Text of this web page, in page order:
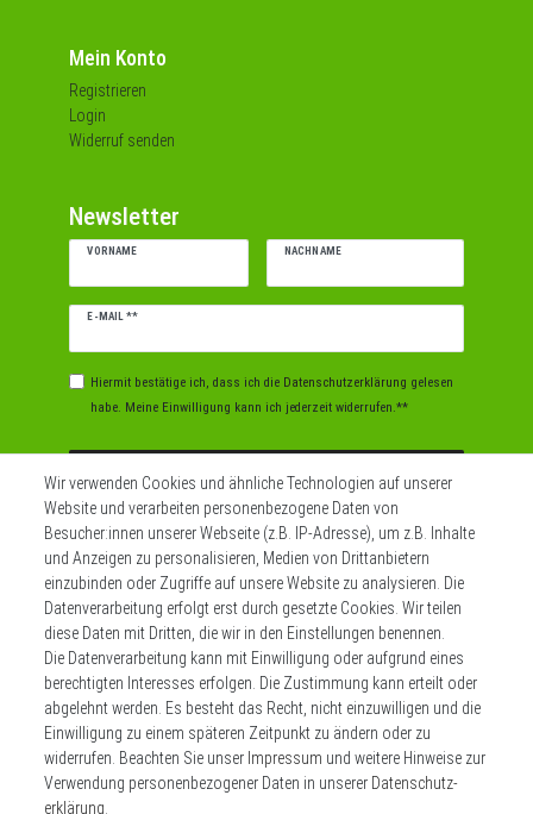
Mein Konto
Registrieren
Login
Widerruf senden
Newsletter
VORNAME NACHNAME
E-MAIL **
Newsletter
Hiermit bestätige ich, dass ich die Daten­schutz­erklärung gelesen
habe. Meine Einwilligung kann ich jederzeit widerrufen.**
** Hierbei handelt es sich um ein Pflichtfeld.
Widerrufs­recht Impressum
Daten­schutz­erklärung AGB Kontakt
Zahlen sie bequem per
Wir verwenden Cookies und ähnliche Technologien auf unserer
Website und verarbeiten personenbezogene Daten von
Besucher:innen unserer Webseite (z.B. IP-Adresse), um z.B. Inhalte
und Anzeigen zu personalisieren, Medien von Drittanbietern
einzubinden oder Zugriffe auf unsere Website zu analysieren. Die
Datenverarbeitung erfolgt erst durch gesetzte Cookies. Wir teilen
diese Daten mit Dritten, die wir in den Einstellungen benennen.
Die Datenverarbeitung kann mit Einwilligung oder aufgrund eines
berechtigten Interesses erfolgen. Die Zustimmung kann erteilt oder
abgelehnt werden. Es besteht das Recht, nicht einzuwilligen und die
Einwilligung zu einem späteren Zeitpunkt zu ändern oder zu
widerrufen. Beachten Sie unser Impressum und weitere Hinweise zur
Verwendung personenbezogener Daten in unserer Daten­schutz­
erklärung